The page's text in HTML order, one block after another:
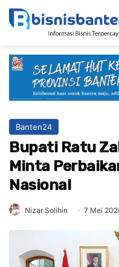
Banten24
Bupati Ratu
Minta
Nasional
Nizar Solihin 7 Mei